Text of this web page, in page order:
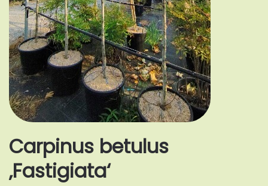
Carpinus betulus
‚Fastigiata‘